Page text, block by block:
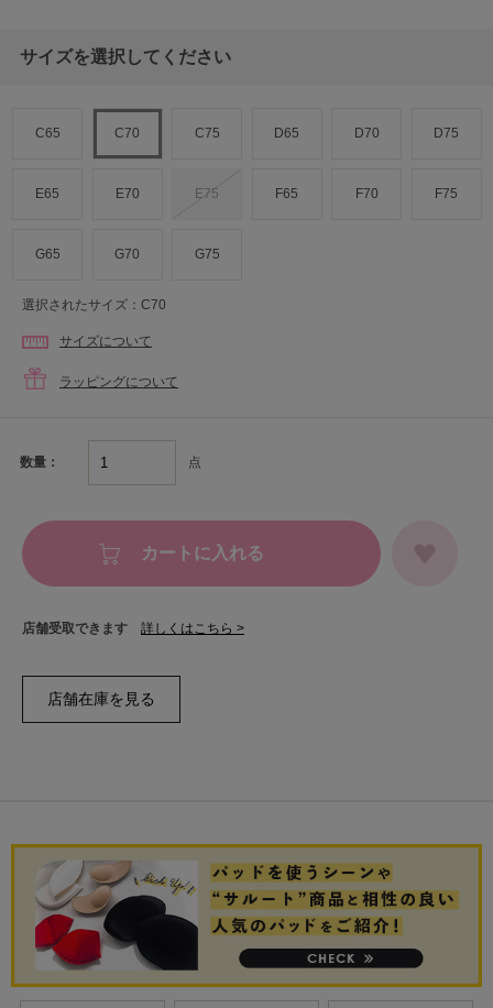
サイズを選択してください
C65 C70 C75 D65 D70 D75
E65 E70 E75 F65 F70 F75
G65 G70 G75
選択されたサイズ：C70
サイズについて
ラッピングについて
数量： 点
カートに入れる
店舗受取できます 詳しくはこちら >